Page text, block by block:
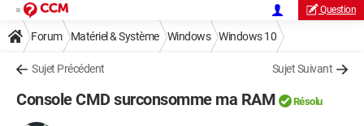
Question
Forum Matériel & Système Windows Windows 10
Sujet Précédent Sujet Suivant
Console CMD surconsomme ma RAM Résolu